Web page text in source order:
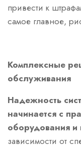
привести к
самое главное,
Комплексные
обслуживания
Надежность
начинается с
оборудования и
зависимости от